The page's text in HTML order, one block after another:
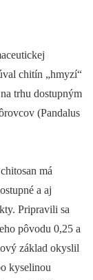
chitín „hmyzí“
trhu dostupným
(Pandalus
má
a aj
Pripravili sa
pôvodu 0,25 a
základ okyslil
kyselinou